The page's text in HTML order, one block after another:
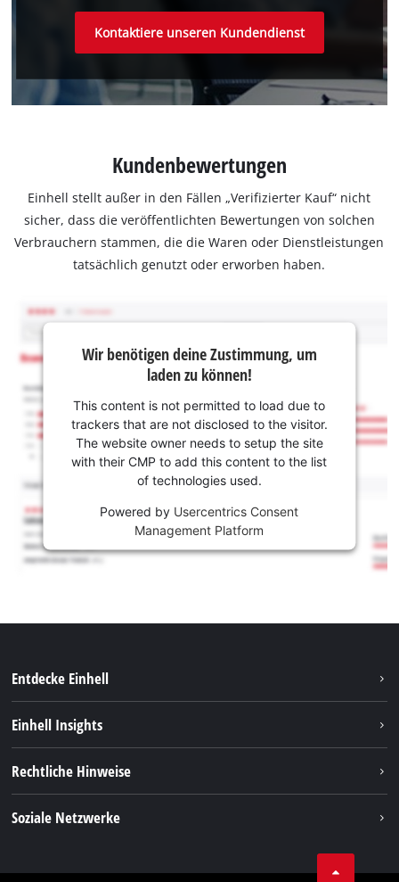
Kontaktiere unseren Kundendienst
Kundenbewertungen
Einhell stellt außer in den Fällen „Verifizierter Kauf“ nicht
sicher, dass die veröffentlichten Bewertungen von solchen
Verbrauchern stammen, die die Waren oder Dienstleistungen
tatsächlich genutzt oder erworben haben.
Wir benötigen deine Zustimmung, um
laden zu können!
This content is not permitted to load due to
trackers that are not disclosed to the visitor.
The website owner needs to setup the site
with their CMP to add this content to the list
of technologies used.
Powered by Usercentrics Consent
Management Platform
Entdecke Einhell
Akkusystem
Einhell Insights
Rechtliche Hinweise
Soziale Netzwerke